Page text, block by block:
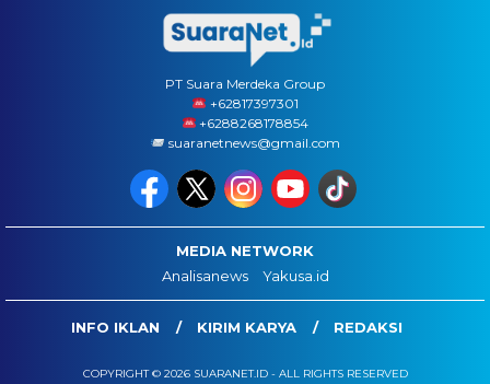
PT Suara Merdeka Group
‪+62817397301
+6288268178854
suaranetnews@gmail.com
MEDIA NETWORK
Analisanews
Yakusa.id
INFO IKLAN KIRIM KARYA REDAKSI
COPYRIGHT © 2026 SUARANET.ID - ALL RIGHTS RESERVED